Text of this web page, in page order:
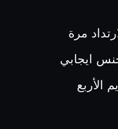
مرة
ايجابي
الأربع